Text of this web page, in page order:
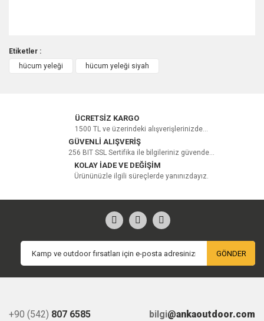
Etiketler :
hücum yeleği
hücum yeleği siyah
ÜCRETSİZ KARGO
1500 TL ve üzerindeki alışverişlerinizde...
GÜVENLİ ALIŞVERİŞ
256 BIT SSL Sertifika ile bilgileriniz güvende...
KOLAY İADE VE DEĞİŞİM
Ürününüzle ilgili süreçlerde yanınızdayız.
GÖNDER
+90 (542) 807 6585 bilgi@ankaoutdoor.com